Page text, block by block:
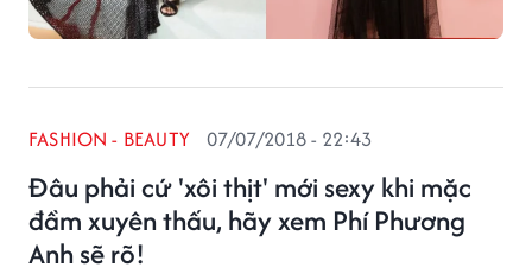
Đâu phải cứ 'xôi thịt' mới sexy khi mặc
đầm xuyên thấu, hãy xem Phí Phương
Anh sẽ rõ!
FASHION - BEAUTY 07/07/2018 - 22:43